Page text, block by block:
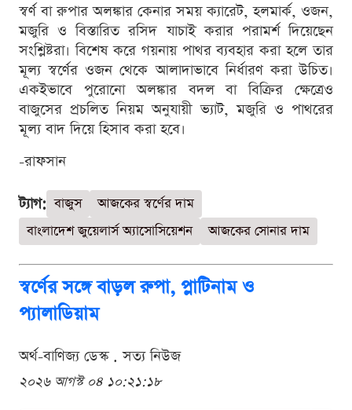
স্বর্ণ বা রুপার অলঙ্কার কেনার সময় ক্যারেট, হলমার্ক, ওজন,
মজুরি ও বিস্তারিত রসিদ যাচাই করার পরামর্শ দিয়েছেন
সংশ্লিষ্টরা। বিশেষ করে গয়নায় পাথর ব্যবহার করা হলে তার
মূল্য স্বর্ণের ওজন থেকে আলাদাভাবে নির্ধারণ করা উচিত।
একইভাবে পুরোনো অলঙ্কার বদল বা বিক্রির ক্ষেত্রেও
বাজুসের প্রচলিত নিয়ম অনুযায়ী ভ্যাট, মজুরি ও পাথরের
মূল্য বাদ দিয়ে হিসাব করা হবে।
-রাফসান
ট্যাগ: বাজুস
আজকের স্বর্ণের দাম
বাংলাদেশ জুয়েলার্স অ্যাসোসিয়েশন
আজকের সোনার দাম
স্বর্ণের সঙ্গে বাড়ল রুপা, প্লাটিনাম ও
প্যালাডিয়াম
অর্থ-বাণিজ্য ডেস্ক . সত্য নিউজ
২০২৬ আগস্ট ০৪ ১০:২১:১৮